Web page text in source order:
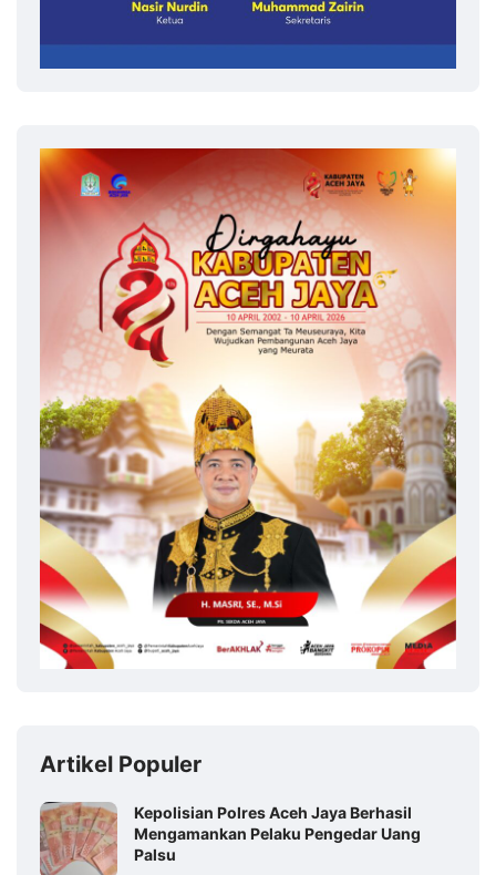
Artikel Populer
Kepolisian Polres Aceh Jaya Berhasil
Mengamankan Pelaku Pengedar Uang
Palsu